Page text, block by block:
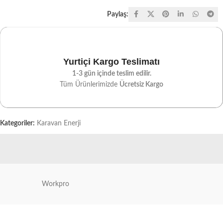
Paylaş:
Yurtiçi Kargo Teslimatı
1-3 gün içinde teslim edilir.
Tüm Ürünlerimizde Ücretsiz Kargo
Kategoriler: Karavan Enerji
Workpro